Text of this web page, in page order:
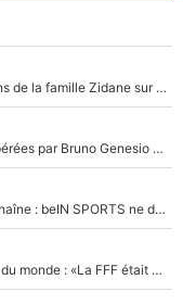
«Il est très heureux et impatient» : Les révélations de la famille Zidane sur sa prise de pouvoir en équipe de France !
Plus de 100M€ pour l'OM : Voici les recrues espérées par Bruno Genesio et Grégory Lorenzi après l’opération dégraissage
Kylian Mbappé et Lamine Yamal changent de chaîne : beIN SPORTS ne digère pas cette décision historique et prédit un fiasco pour la Liga
Didier Deschamps abandonné en pleine Coupe du monde : «La FFF était déjà passée à Zinedine Zidane»